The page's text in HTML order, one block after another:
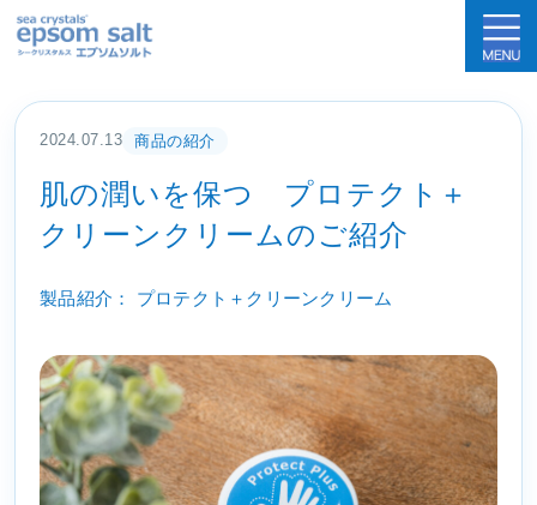
sea crystals epsom salt(シークリスタルス エ
2024.07.13 商品の紹介
肌の潤いを保つ プロテクト＋
クリーンクリームのご紹介
製品紹介： プロテクト＋クリーンクリーム